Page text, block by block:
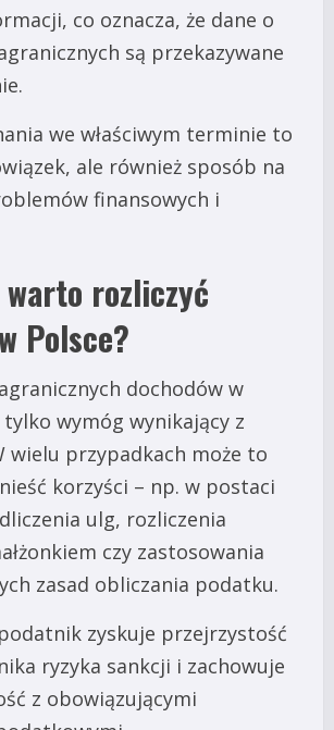
co oznacza, że dane o
są przekazywane
we właściwym terminie to
ale również sposób na
finansowych i
warto rozliczyć
Polsce?
dochodów w
wymóg wynikający z
wielu przypadkach może to
korzyści – np. w postaci
ulg, rozliczenia
czy zastosowania
zasad obliczania podatku.
zyskuje przejrzystość
ryzyka sankcji i zachowuje
z obowiązującymi